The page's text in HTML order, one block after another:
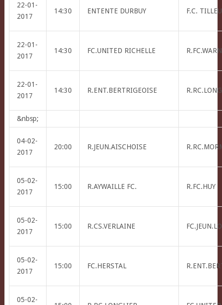
22-01-
2017
14:30 ENTENTE DURBUY F.C.
22-01-
2017
14:30 FC.UNITED RICHELLE
22-01-
2017
14:30 R.ENT.BERTRIGEOISE
&nbsp;
04-02-
2017
20:00 R.JEUN.AISCHOISE
05-02-
2017
15:00 R.AYWAILLE FC. R.FC.HUY
05-02-
2017
15:00 R.CS.VERLAINE
05-02-
2017
15:00 FC.HERSTAL
05-02-